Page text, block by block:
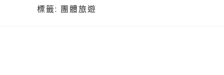
標籤: 團體旅遊